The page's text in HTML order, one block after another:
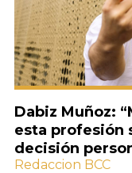
Dabiz Muñoz:
esta profesión
decisión
Redaccion BCC